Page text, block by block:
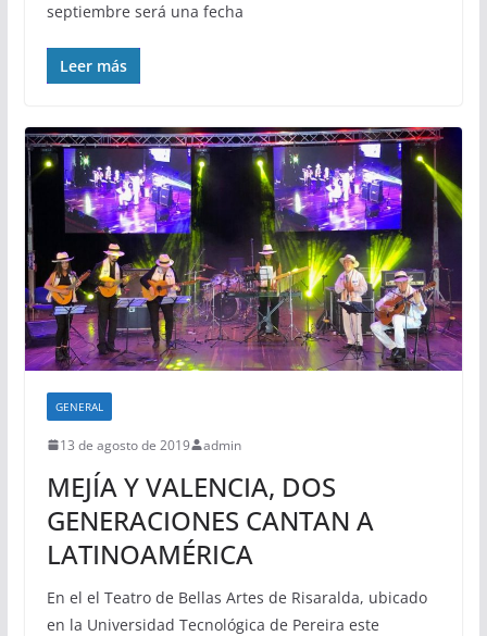
septiembre será una fecha
Leer más
GENERAL
13 de agosto de 2019 admin
MEJÍA Y VALENCIA, DOS
GENERACIONES CANTAN A
LATINOAMÉRICA
En el el Teatro de Bellas Artes de Risaralda, ubicado
en la Universidad Tecnológica de Pereira este